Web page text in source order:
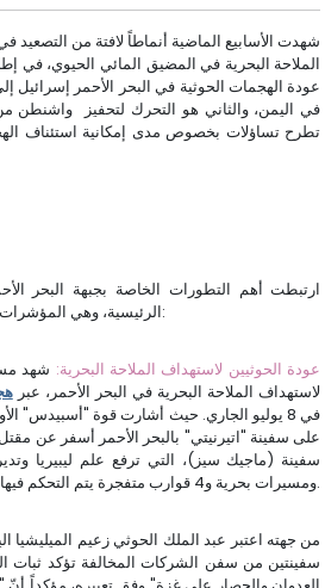
شهدت الأسابيع الماضية أنماطاً لافتة من
الملاحة البحرية في المضيق المائي الحيوي، في
عودة الهجمات الحوثية في البحر الأحمر
في اليمن، والثاني هو التحرك لتحفيز واشنطن
تطرح تساؤلات بخصوص مدى إمكانية استئناف
ارتبطت أهم التطورات الخاصة بجبهة البحر
الرئيسية، وهي المؤشرات التي يغلب عليها عناصر "التصعيد"، وهو ما يمكن إبرازه في ضوء الآتي:
1- عودة الحوثيين لاستهداف الملاحة البحرية: شهد
لاستهداف الملاحة البحرية في البحر الأحمر، عبر
في 8 يوليو الجاري. حيث أشارت قوة "أسبيدس"
سفينة (ماجيك سيز)، التي ترفع علم ليبيريا
ومسيرات بحرية و4 قوارب متفجرة يتم التحكم فيها عن بعد. كلا الهجومين تسببا في غرق السفينتين في مياه البحر الأحمر.
من جهته اعتبر عبد الملك الحوثي زعيم الميليشيا
سفينتين من سفن الشركات المخالفة تؤكد ثبات